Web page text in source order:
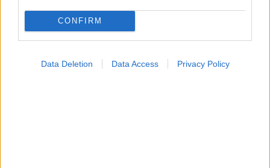
CONFIRM
Data Deletion Data Access Privacy Policy